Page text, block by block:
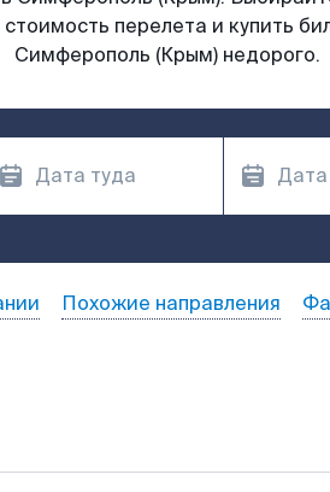
перелета и купить
Симферополь (Крым) недорого.
Похожие направления